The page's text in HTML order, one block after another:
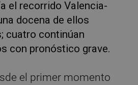
el recorrido Valencia-
docena de ellos
cuatro continúan
con pronóstico grave.
el primer momento